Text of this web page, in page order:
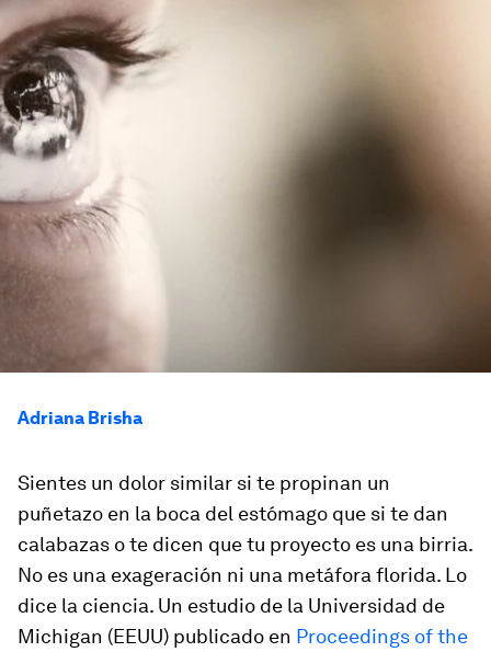
Adriana Brisha
Sientes un dolor similar si te propinan un
puñetazo en la boca del estómago que si te dan
calabazas o te dicen que tu proyecto es una birria.
No es una exageración ni una metáfora florida. Lo
dice la ciencia. Un estudio de la Universidad de
Michigan (EEUU) publicado en Proceedings of the